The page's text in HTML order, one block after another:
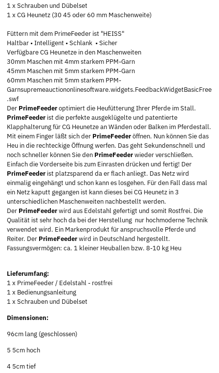
1 x Schrauben und Dübelset
1 x CG Heunetz (30 45 oder 60 mm Maschenweite)
Füttern mit dem PrimeFeeder ist "HEISS"
Haltbar • Intelligent • Schlank • Sicher
Verfügbare CG Heunetze in den Maschenweiten
30mm Maschen mit 4mm starkem PPM-Garn
45mm Maschen mit 5mm starkem PPM-Garn
60mm Maschen mit 5mm starkem PPM-
Garnsupremeauctiononlinesoftware.widgets.FeedbackWidgetBasicFree
.swf
Der PrimeFeederoptimiert die Heufütterung Ihrer Pferde im Stall.
PrimeFeeder ist die perfekte ausgeklügelte und patentierte
Klapphalterung für CG Heunetze an Wänden oder Balken im Pferdestall.
Mit einem Finger läßt sich der PrimeFeederöffnen. Nun können Sie das
Heu in die rechteckige Öffnung werfen. Das geht Sekundenschnell und
noch schneller können Sie den PrimeFeederwieder verschließen.
Einfach die Vorderseite bis zum Einrasten drücken und fertig! Der
PrimeFeeder ist platzsparend da er flach anliegt. Das Netz wird
einmalig eingehängt und schon kann es losgehen. Für den Fall dass mal
ein Netz kaputt gegangen ist kann dieses bei CG Heunetz in 3
unterschiedlichen Maschenweiten nachbestellt werden.
Der PrimeFeederwird aus Edelstahl gefertigt und somit Rostfrei. Die
Qualität ist sehr hoch da bei der Herstellung nur hochmoderne Technik
verwendet wird. Ein Markenprodukt für anspruchsvolle Pferde und
Reiter. Der PrimeFeederwird in Deutschland hergestellt.
Fassungsvermögen: ca. 1 kleiner Heuballen bzw. 8-10 kg Heu
Lieferumfang:
1 x PrimeFeeder / Edelstahl - rostfrei
1 x Bedienungsanleitung
1 x Schrauben und Dübelset
Dimensionen:
96cm lang (geschlossen)
5 5cm hoch
4 5cm tief